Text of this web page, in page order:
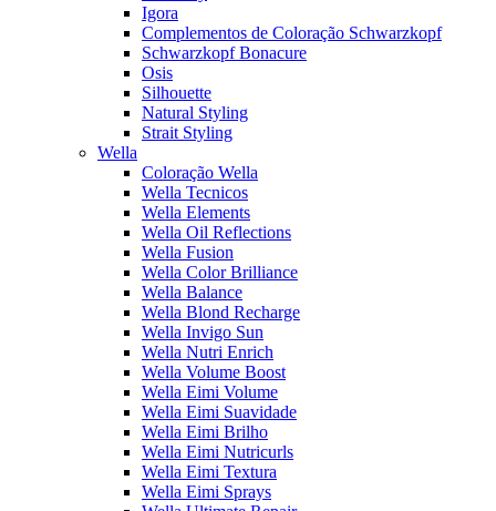
Igora
Complementos de Coloração Schwarzkopf
Schwarzkopf Bonacure
Osis
Silhouette
Natural Styling
Strait Styling
Wella
Coloração Wella
Wella Tecnicos
Wella Elements
Wella Oil Reflections
Wella Fusion
Wella Color Brilliance
Wella Balance
Wella Blond Recharge
Wella Invigo Sun
Wella Nutri Enrich
Wella Volume Boost
Wella Eimi Volume
Wella Eimi Suavidade
Wella Eimi Brilho
Wella Eimi Nutricurls
Wella Eimi Textura
Wella Eimi Sprays